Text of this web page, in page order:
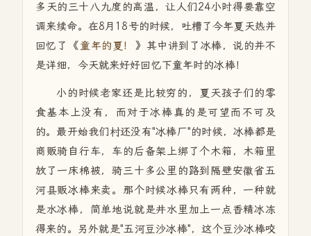
多天的三十八九度的高温，让人们24小时得要靠空
调来续命。在8月18号的时候，吐槽了今年夏天热并
回忆了《童年的夏！
》其中讲到了冰棒，说的并不
是详细，今天就来好好回忆下童年时的冰棒！
小的时候老家还是比较穷的，夏天孩子们的零
食基本上没有，而对于冰棒真的是可望而不可及
的。最开始我们村还没有"冰棒厂"的时候，冰棒都是
商贩骑自行车，车的后备架上绑了个木箱，木箱里
放了一床棉被，骑三十多公里的路到隔壁安徽省五
河县贩冰棒来卖。那个时候冰棒只有两种，一种就
是水冰棒，简单地说就是井水里加上一点香精冰冻
得来的。另外就是"五河豆沙冰棒"，这个豆沙冰棒咬